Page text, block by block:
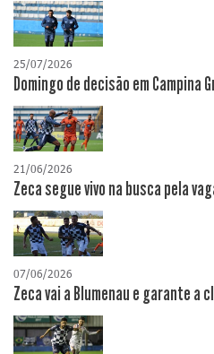
25/07/2026
Domingo de decisão em Campina
21/06/2026
Zeca segue vivo na busca pela
07/06/2026
Zeca vai a Blumenau e garante a